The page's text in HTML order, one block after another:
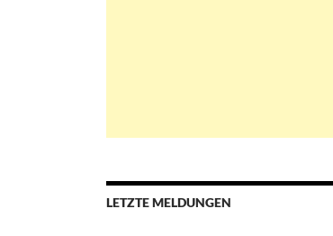
LETZTE MELDUNGEN